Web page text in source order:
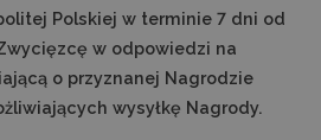
Polskiej w terminie 7 dni od
w odpowiedzi na
o przyznanej Nagrodzie
wysyłkę Nagrody.